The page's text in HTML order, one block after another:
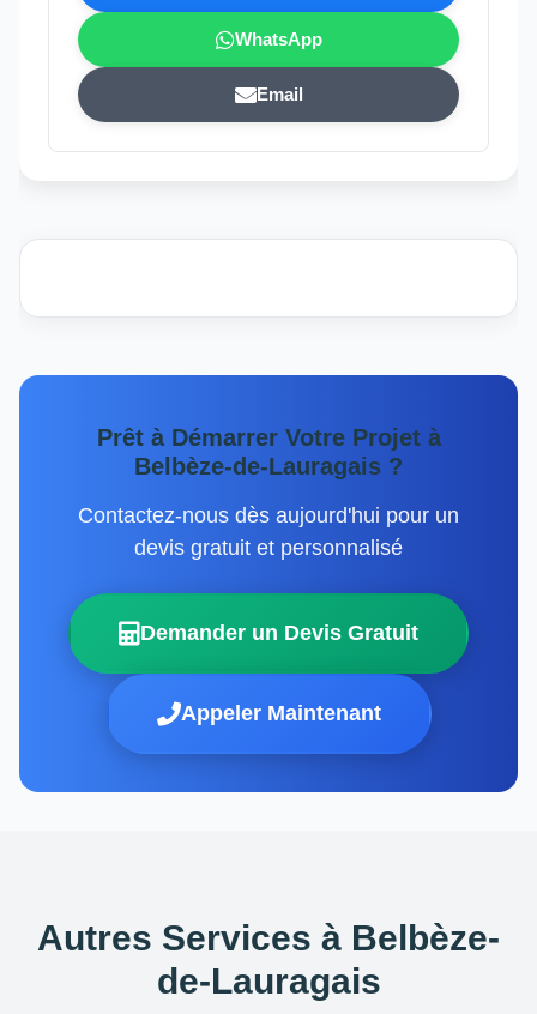
WhatsApp
Email
Prêt à Démarrer Votre Projet à
Belbèze-de-Lauragais ?
Contactez-nous dès aujourd'hui pour un
devis gratuit et personnalisé
Demander un Devis Gratuit
Appeler Maintenant
Autres Services à Belbèze-
de-Lauragais